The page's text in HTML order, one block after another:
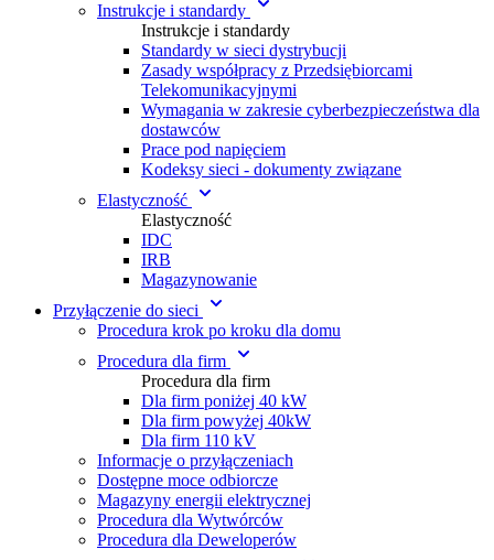
Instrukcje i standardy
Instrukcje i standardy
Standardy w sieci dystrybucji
Zasady współpracy z Przedsiębiorcami
Telekomunikacyjnymi
Wymagania w zakresie cyberbezpieczeństwa dla
dostawców
Prace pod napięciem
Kodeksy sieci - dokumenty związane
Elastyczność
Elastyczność
IDC
IRB
Magazynowanie
Przyłączenie do sieci
Procedura krok po kroku dla domu
Procedura dla firm
Procedura dla firm
Dla firm poniżej 40 kW
Dla firm powyżej 40kW
Dla firm 110 kV
Informacje o przyłączeniach
Dostępne moce odbiorcze
Magazyny energii elektrycznej
Procedura dla Wytwórc ów
Procedura dla Deweloperów